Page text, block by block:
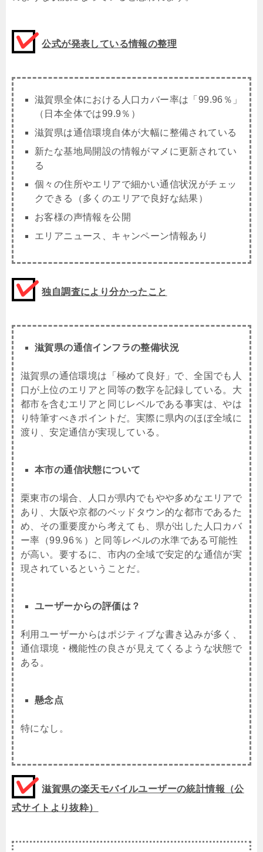
公式が発表している情報の整理
滋賀県全体における人口カバー率は「99.96％」
（日本全体では99.9％）
滋賀県は通信環境自体が大幅に整備されている
新たな基地局開設の情報がマメに更新されてい
る
個々の住所やエリアで細かい通信状況がチェッ
クできる（多くのエリアで良好な結果）
お客様の声情報を公開
エリアニュース、キャンペーン情報あり
独自調査により分かったこと
滋賀県の通信インフラの整備状況
滋賀県の通信環境は「極めて良好」で、全国でも人
口が上位のエリアと同等の数字を記録している。大
都市を含むエリアと同じレベルである事実は、やは
り特筆すべきポイントだ。実際に県内のほぼ全域に
渡り、安定通信が実現している。
本市の通信状態について
栗東市の場合、人口が県内でもやや多めなエリアで
あり、大阪や京都のベッドタウン的な都市であるた
め、その重要度から考えても、県が出した人口カバ
ー率（99.96％）と同等レベルの水準である可能性
が高い。要するに、市内の全域で安定的な通信が実
現されているということだ。
ユーザーからの評価は？
利用ユーザーからはポジティブな書き込みが多く、
通信環境・機能性の良さが見えてくるような状態で
ある。
懸念点
特になし。
滋賀県の楽天モバイルユーザーの統計情報（公
式サイトより抜粋）